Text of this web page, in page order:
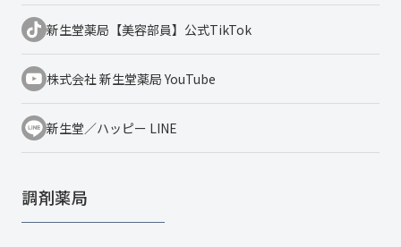
新生堂薬局【美容部員】公式TikTok
株式会社 新生堂薬局 YouTube
新生堂／ハッピー LINE
調剤薬局